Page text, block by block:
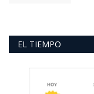
EL TIEMPO